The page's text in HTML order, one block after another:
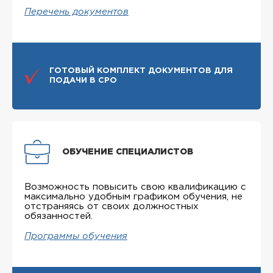
Перечень документов
ГОТОВЫЙ КОМПЛЕКТ ДОКУМЕНТОВ ДЛЯ
ПОДАЧИ В СРО
ОБУЧЕНИЕ СПЕЦИАЛИСТОВ
Возможность повысить свою квалификацию с
максимально удобным графиком обучения, не
отстраняясь от своих должностных
обязанностей.
Программы обучения